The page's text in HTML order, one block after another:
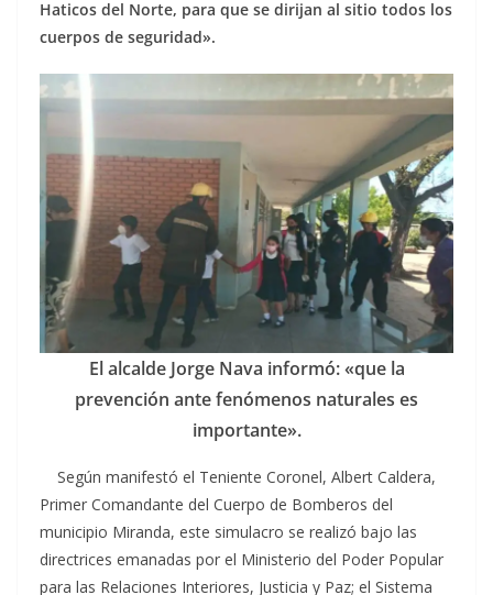
Haticos del Norte, para que se dirijan al sitio todos los
cuerpos de seguridad».
El alcalde Jorge Nava informó: «que la
prevención ante fenómenos naturales es
importante».
Según manifestó el Teniente Coronel, Albert Caldera,
Primer Comandante del Cuerpo de Bomberos del
municipio Miranda, este simulacro se realizó bajo las
directrices emanadas por el Ministerio del Poder Popular
para las Relaciones Interiores, Justicia y Paz; el Sistema